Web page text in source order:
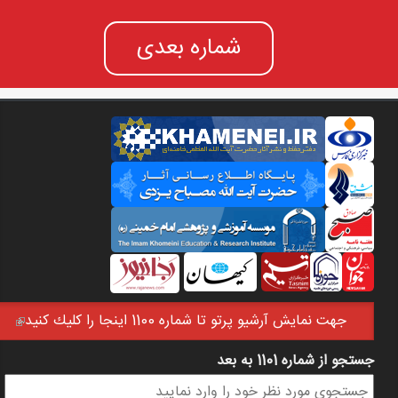
شماره بعدی
جهت نمايش آرشيو پرتو تا شماره 1100 اينجا را كليك كنيد
فرم جستجو
جستجو از شماره 1101 به بعد